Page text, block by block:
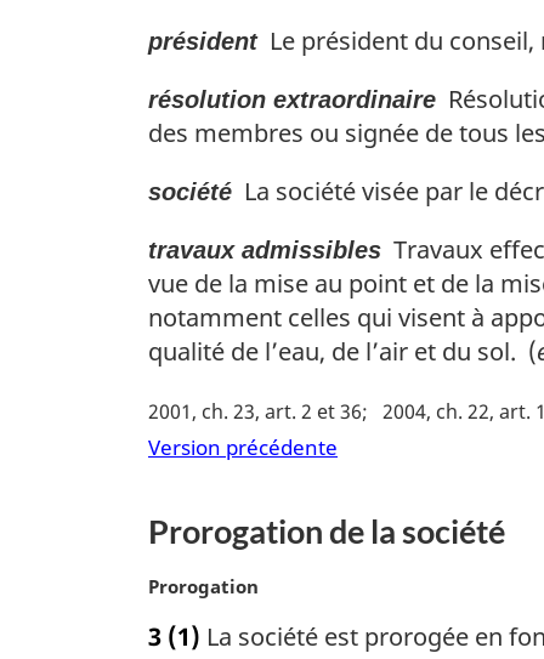
présidentLe président du conseil,
résolution extraordinaire
des membres ou signée de tous
société La société visée par le
travaux admissibles Travaux
vue de la mise au point et de la
notamment celles qui visent à
qualité de l’eau, de l’air et du sol. (
2001, ch. 23, art. 2 et 36 2004, ch. 22, art.
Version précédente
Prorogation de la société
N
t
Prorogation
3 (1) La société est prorogée en